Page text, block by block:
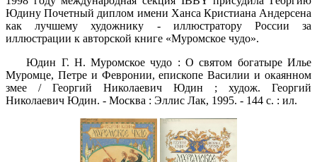
Юдину Почетный диплом имени Ханса Кристиана Андерсена
как лучшему художнику - иллюстратору России за
иллюстрации к авторской книге «Муромское чудо».
Юдин Г. Н. Муромское чудо : О святом богатыре Илье
Муромце, Петре и Февронии, епископе Василии и окаянном
змее / Георгий Николаевич Юдин ; худож. Георгий
Николаевич Юдин. - Москва : Эллис Лак, 1995. - 144 с. : ил.